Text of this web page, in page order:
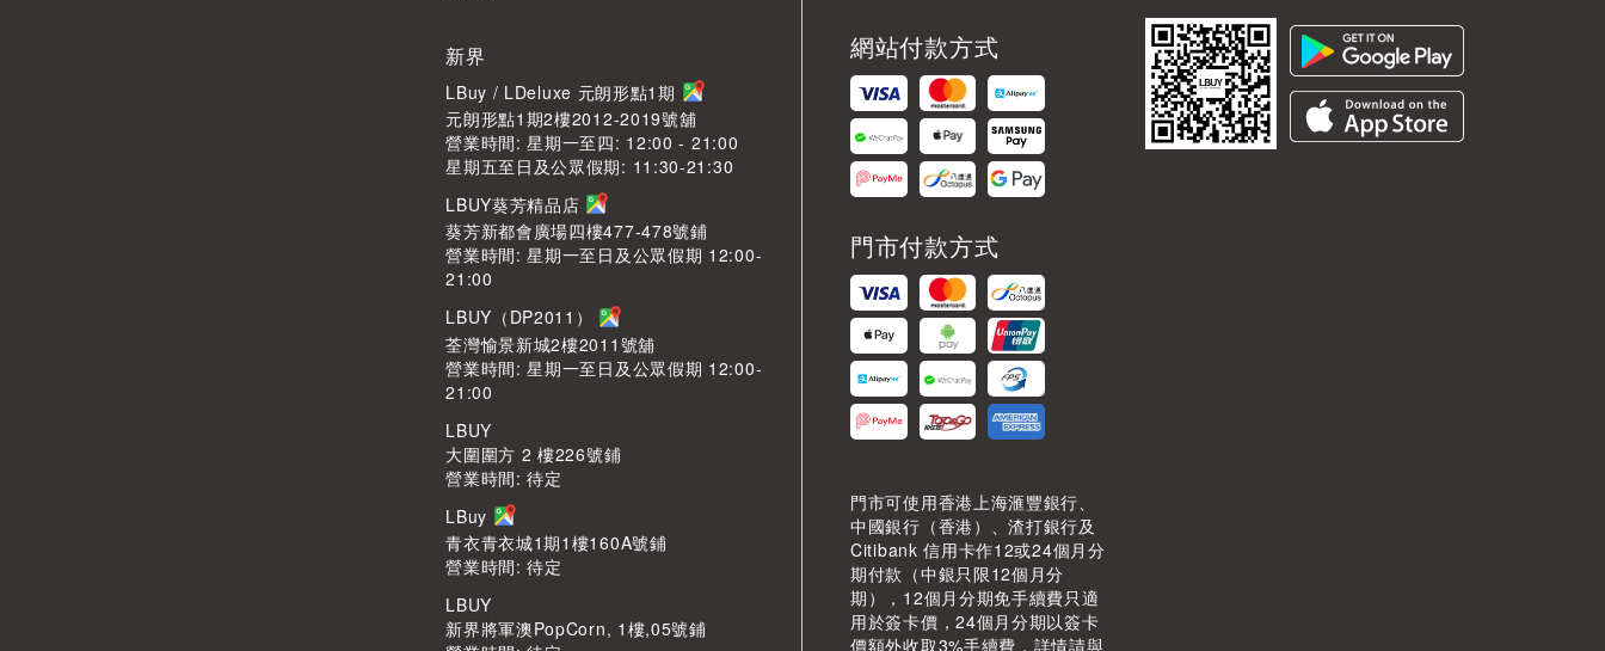
新界
LBuy / LDeluxe 元朗形點1期
元朗形點1期2樓2012-2019號舖
營業時間: 星期一至四: 12:00 - 21:00
星期五至日及公眾假期: 11:30-21:30
LBUY葵芳精品店
葵芳新都會廣場四樓477-478號鋪
營業時間: 星期一至日及公眾假期 12:00-
21:00
LBUY（DP2011）
荃灣愉景新城2樓2011號舖
營業時間: 星期一至日及公眾假期 12:00-
21:00
LBUY
大圍圍方 2 樓226號鋪
營業時間: 待定
LBuy
青衣青衣城1期1樓160A號鋪
營業時間: 待定
LBUY
新界將軍澳PopCorn, 1樓,05號鋪
網站付款方式
門市付款方式
門市可使用香港上海滙豐銀行、
中國銀行（香港）、渣打銀行及
Citibank 信用卡作12或24個月分
期付款（中銀只限12個月分
期），12個月分期免手續費只適
用於簽卡價，24個月分期以簽卡
價額外收取3%手續費，詳情請與